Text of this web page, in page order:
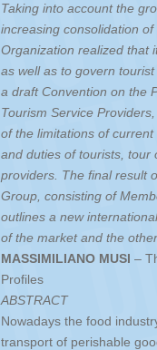
Taking into account the
increasing consolidation
Organization realized that
as well as to govern
a draft Convention on the
Tourism Service
of the limitations of
and duties of tourists, tour
providers. The final result
Group, consisting of
outlines a new
of the market and the
MASSIMILIANO MUSI –
Profiles
ABSTRACT
Nowadays the food
transport of perishable